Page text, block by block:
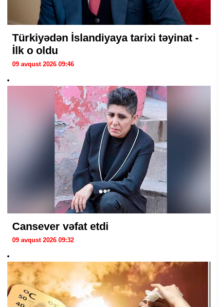
Türkiyədən İslandiyaya tarixi təyinat -
İlk o oldu
09 avqust 2026 09:46
Cansever vəfat etdi
09 avqust 2026 09:32